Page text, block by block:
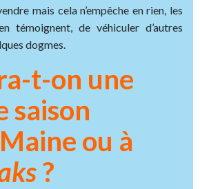
mais cela n’empêche en rien, les
témoignent, de véhiculer d’autres
dogmes.
t-on une
saison
ou à
?